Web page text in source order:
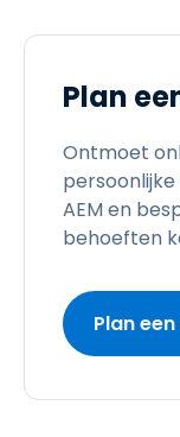
Plan
Ontmoet
AEM en
behoeften
Plan